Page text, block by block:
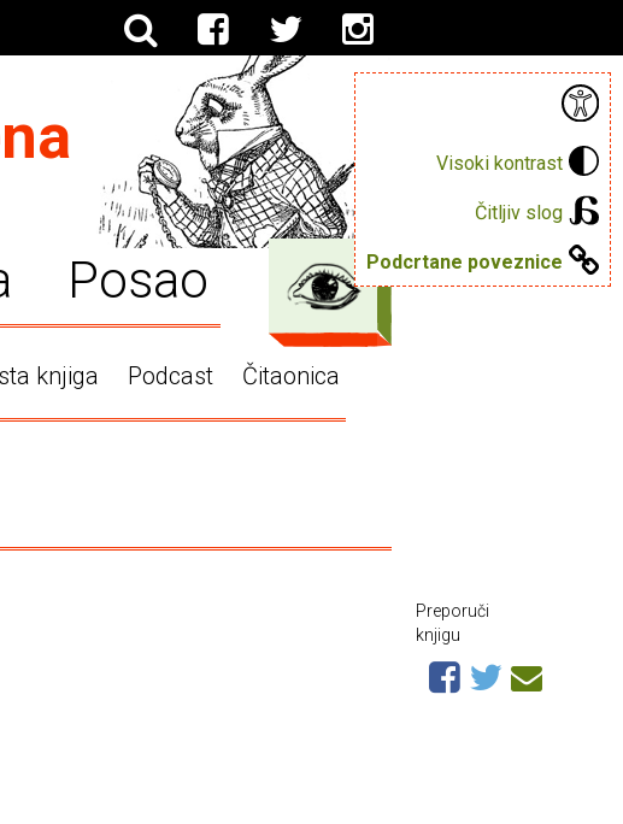
Visoki kontrast
Čitljiv slog
Podcrtane poveznice
Posao
knjiga Podcast Čitaonica
Preporuči
knjigu